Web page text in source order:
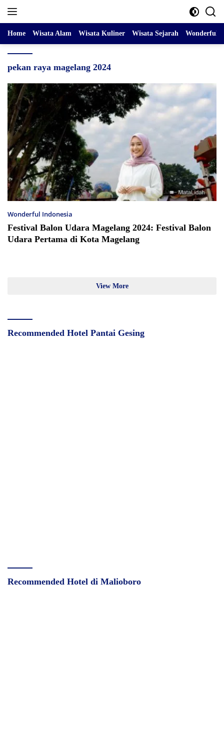
Home Wisata Alam Wisata Kuliner Wisata Sejarah Wonderful
pekan raya magelang 2024
Wonderful Indonesia
Festival Balon Udara Magelang 2024: Festival Balon
Udara Pertama di Kota Magelang
View More
Recommended Hotel Pantai Gesing
Recommended Hotel di Malioboro